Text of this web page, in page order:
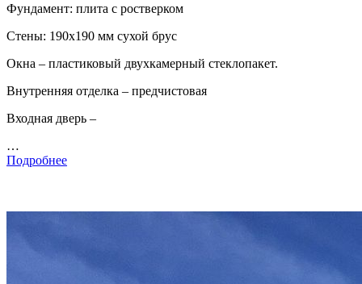
Фундамент: плита с ростверком
Стены: 190х190 мм сухой брус
Окна – пластиковый двухкамерный стеклопакет.
Внутренняя отделка – предчистовая
Входная дверь –
…
Подробнее